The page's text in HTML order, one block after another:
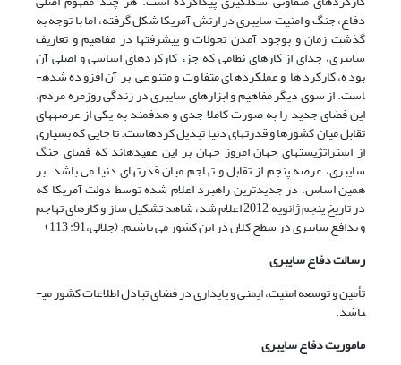
دفاع، جنگ و امنیت سایبری در ارتش آمریکا شکل گرفته، اما با توجه به
گذشت زمان و بوجود آمدن تحولات و پیشرفت­ها در مفاهیم و تعاریف
سایبری، جدای از کارهای نظامی که جزء کارکردهای اساسی و اصلی آن
بوده، کارکردها و عملکردهای متفاوت و متنوعی بر آن افزوده شده­
است. از سوی دیگر مفاهیم و ابزارهای سایبری در زندگی روزمره مردم،
این فضای جدید را به صورت کاملا جدی و هدفمند به یکی از عرصه­های
تقابل میان کشورها و قدرت­های دنیا تبدیل کرده­است. تا جایی که بسیاری
از استراتژیست­های جهان امروز جهان بر این عقیده­اند که فضای جنگ
سایبری، عرصه پنجم از تقابل و تهاجم میان قدرت­های دنیا می باشد. بر
همین اساس، در جدیدترین راهبرد اعلام شده توسط دولت آمریکا که
در تاریخ پنجم ژانویه 2012 اعلام شد، شاهد تشکیل ساز و کارهای تهاجم
و تدافع سایبری در سطح کلان در این کشور می باشیم.(جلالی،91: 113)
رسالتدفاع سایبری
تأمین و توسعه امنیت، ایمنی و پایداری در فضای تبادل اطلاعات کشور می­
باشد.
ماموریتدفاع سایبری